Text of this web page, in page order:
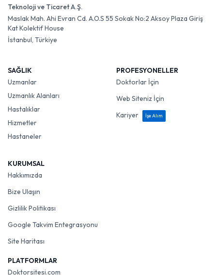
Teknoloji ve Ticaret A.Ş.
Maslak Mah. Ahi Evran Cd. A.O.S 55 Sokak No:2 Aksoy Plaza Giriş
Kat Kolektif House
İstanbul, Türkiye
SAĞLIK
Uzmanlar
Uzmanlık Alanları
Hastalıklar
Hizmetler
Hastaneler
PROFESYONELLER
Doktorlar İçin
Web Siteniz İçin
Kariyer
İşe Alım
KURUMSAL
Hakkımızda
Bize Ulaşın
Gizlilik Politikası
Google Takvim Entegrasyonu
Site Haritası
PLATFORMLAR
Doktorsitesi.com